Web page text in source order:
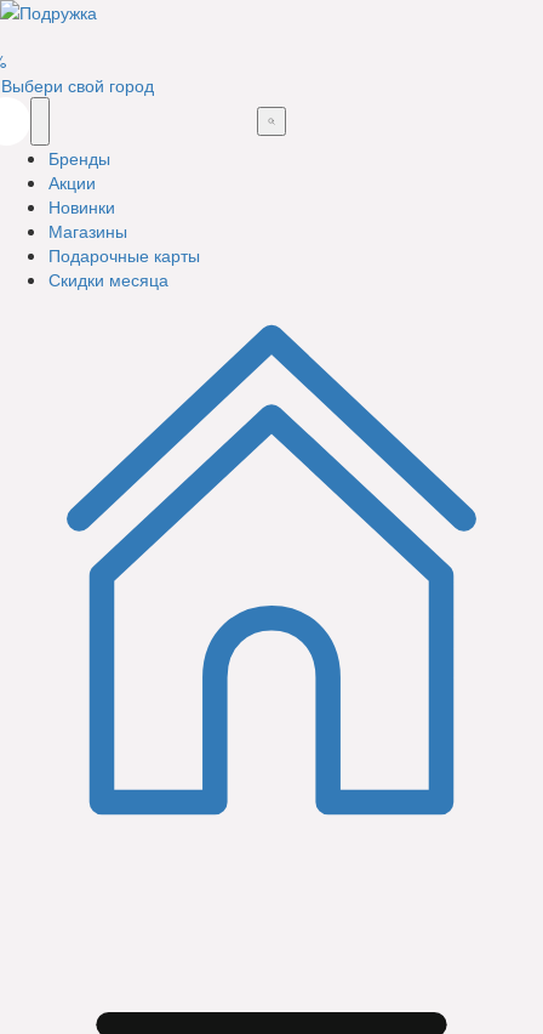
Выбери свой город
Бренды
Акции
Новинки
Магазины
Подарочные карты
Скидки месяца